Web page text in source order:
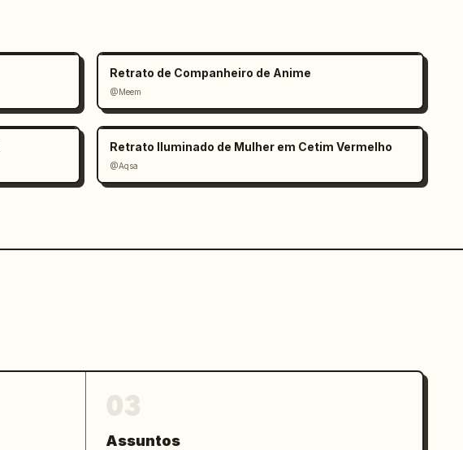
Retrato de Companheiro de Anime
@Meem
Retrato Iluminado de Mulher em Cetim Vermelho
@Aqsa
Assuntos